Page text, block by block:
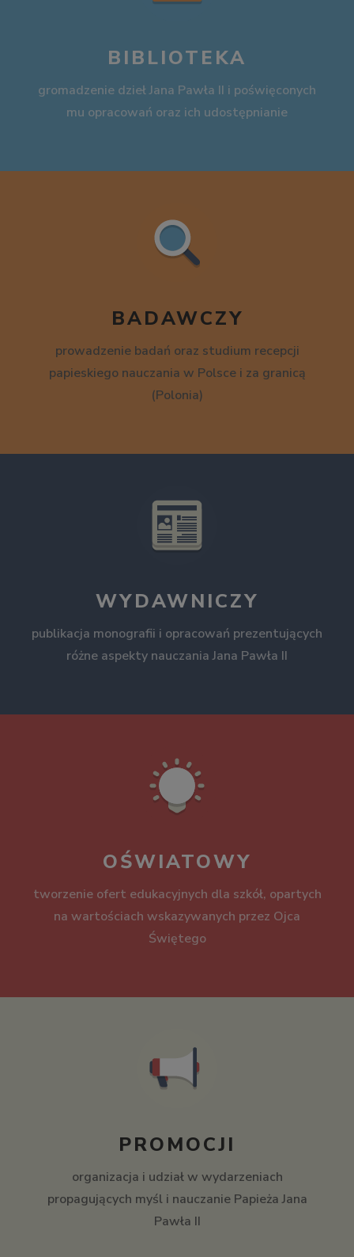
BIBLIOTEKA
gromadzenie dzieł Jana Pawła II i poświęconych
mu opracowań oraz ich udostępnianie
BADAWCZY
prowadzenie badań oraz studium recepcji
papieskiego nauczania w Polsce i za granicą
(Polonia)
WYDAWNICZY
publikacja monografii i opracowań prezentujących
różne aspekty nauczania Jana Pawła II
OŚWIATOWY
tworzenie ofert edukacyjnych dla szkół, opartych
na wartościach wskazywanych przez Ojca
Świętego
PROMOCJI
organizacja i udział w wydarzeniach
propagujących myśl i nauczanie Papieża Jana
Pawła II